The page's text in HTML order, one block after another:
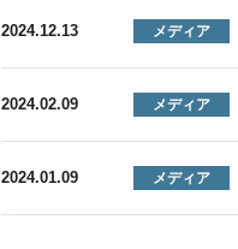
2024.12.13 メディア
2024.02.09 メディア
2024.01.09 メディア